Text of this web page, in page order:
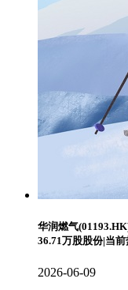
华润燃气
36.71万股股份|当前
2026-06-09